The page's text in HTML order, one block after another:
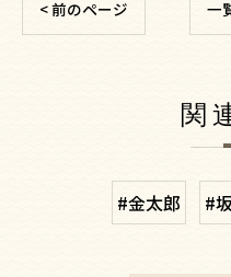
< 前のページ 一
関
#金太郎 #